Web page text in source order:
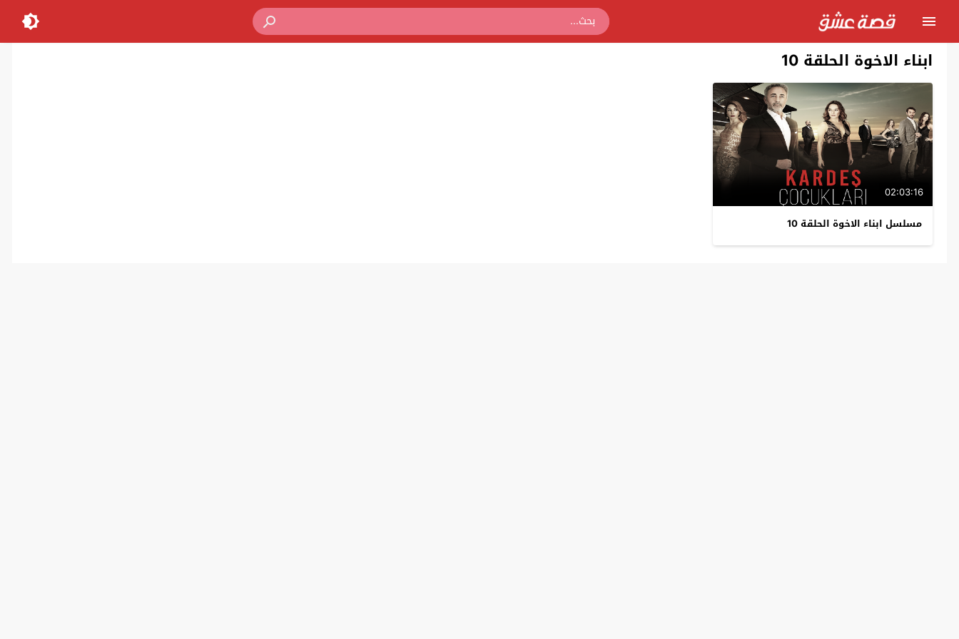
ابناء الاخوة الحلقة 10
02:03:16
مسلسل ابناء الاخوة الحلقة 10